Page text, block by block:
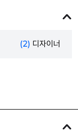
(2) 디자이너